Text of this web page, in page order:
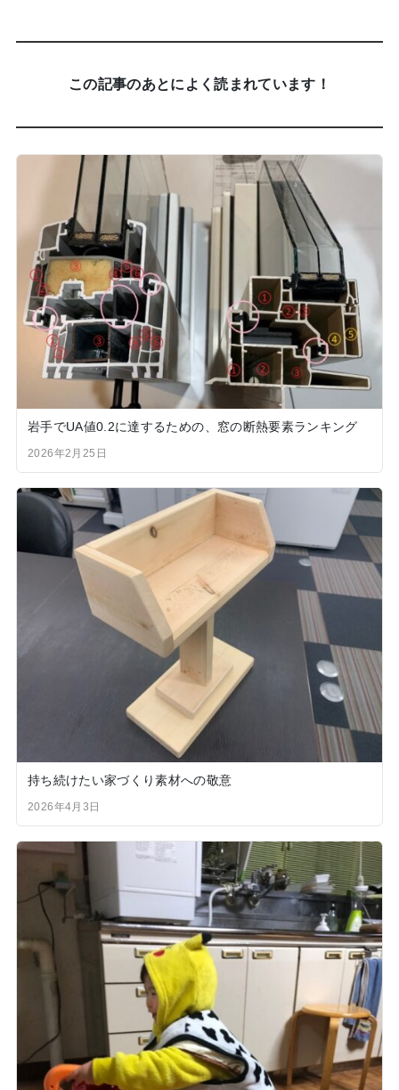
この記事のあとによく読まれています！
岩手でUA値0.2に達するための、窓の断熱要素ランキング
2026年2月25日
持ち続けたい家づくり素材への敬意
2026年4月3日